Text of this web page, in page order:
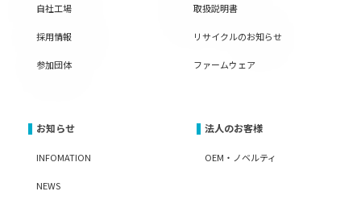
自社工場
採用情報
参加団体
取扱説明書
リサイクルのお知らせ
ファームウェア
お知らせ
INFOMATION
NEWS
法人のお客様
OEM・ノベルティ